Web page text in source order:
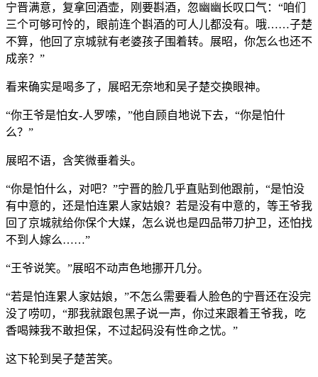
宁晋满意，复拿回酒壶，刚要斟酒，忽幽幽长叹口气：“咱们
三个可够可怜的，眼前连个斟酒的可人儿都没有。哦……子楚
不算，他回了京城就有老婆孩子围着转。展昭，你怎么也还不
成亲？”
看来确实是喝多了，展昭无奈地和吴子楚交换眼神。
“你王爷是怕女-人罗嗦，”他自顾自地说下去，“你是怕什
么？”
展昭不语，含笑微垂着头。
“你是怕什么，对吧？”宁晋的脸几乎直贴到他跟前，“是怕没
有中意的，还是怕连累人家姑娘？若是没有中意的，等王爷我
回了京城就给你保个大媒，怎么说也是四品带刀护卫，还怕找
不到人嫁么……”
“王爷说笑。”展昭不动声色地挪开几分。
“若是怕连累人家姑娘，”不怎么需要看人脸色的宁晋还在没完
没了唠叨，“那我就跟包黑子说一声，你过来跟着王爷我，吃
香喝辣我不敢担保，不过起码没有性命之忧。”
这下轮到吴子楚苦笑。